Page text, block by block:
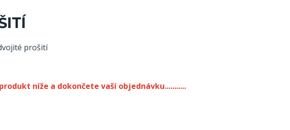
prošití
níže a dokončete vaší objednávku...........